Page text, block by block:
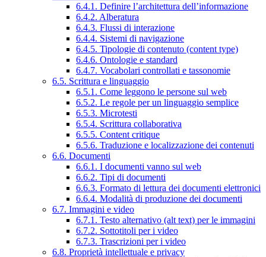
6.4.1. Definire l’architettura dell’informazione
6.4.2. Alberatura
6.4.3. Flussi di interazione
6.4.4. Sistemi di navigazione
6.4.5. Tipologie di contenuto (content type)
6.4.6. Ontologie e standard
6.4.7. Vocabolari controllati e tassonomie
6.5. Scrittura e linguaggio
6.5.1. Come leggono le persone sul web
6.5.2. Le regole per un linguaggio semplice
6.5.3. Microtesti
6.5.4. Scrittura collaborativa
6.5.5. Content critique
6.5.6. Traduzione e localizzazione dei contenuti
6.6. Documenti
6.6.1. I documenti vanno sul web
6.6.2. Tipi di documenti
6.6.3. Formato di lettura dei documenti elettronici
6.6.4. Modalità di produzione dei documenti
6.7. Immagini e video
6.7.1. Testo alternativo (alt text) per le immagini
6.7.2. Sottotitoli per i video
6.7.3. Trascrizioni per i video
6.8. Proprietà intellettuale e privacy